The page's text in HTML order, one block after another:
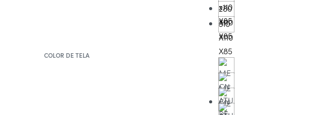
x110
X85
280
X110
X85
310
X110
X85
COLOR DE TELA